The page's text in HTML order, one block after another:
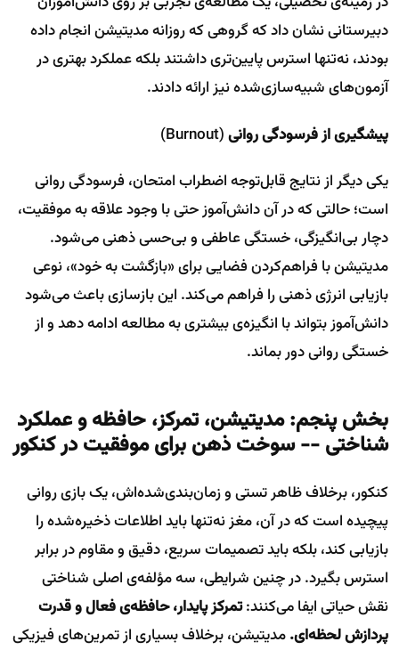
دبیرستانی نشان داد که گروهی که روزانه مدیتیشن انجام داده
بودند، نه‌تنها استرس پایین‌تری داشتند بلکه عملکرد بهتری در
آزمون‌های شبیه‌سازی‌شده نیز ارائه دادند.
پیشگیری از فرسودگی روانی(Burnout)
یکی دیگر از نتایج قابل‌توجه اضطراب امتحان، فرسودگی روانی
است؛ حالتی که در آن دانش‌آموز حتی با وجود علاقه به موفقیت،
دچار بی‌انگیزگی، خستگی عاطفی و بی‌حسی ذهنی می‌شود.
مدیتیشن با فراهم‌کردن فضایی برای «بازگشت به خود»، نوعی
بازیابی انرژی ذهنی را فراهم می‌کند. این بازسازی باعث می‌شود
دانش‌آموز بتواند با انگیزه‌ی بیشتری به مطالعه ادامه دهد و از
خستگی روانی دور بماند.
بخش پنجم: مدیتیشن، تمرکز، حافظه و عملکرد
شناختی -- سوخت ذهن برای موفقیت در کنکور
کنکور، برخلاف ظاهر تستی و زمان‌بندی‌شده‌اش، یک بازی روانی
پیچیده است که در آن، مغز نه‌تنها باید اطلاعات ذخیره‌شده را
بازیابی کند، بلکه باید تصمیمات سریع، دقیق و مقاوم در برابر
استرس بگیرد. در چنین شرایطی، سه مؤلفه‌ی اصلی شناختی
نقش حیاتی ایفا می‌کنند:تمرکز پایدار، حافظه‌ی فعال و قدرت
پردازش لحظه‌ای.مدیتیشن، برخلاف بسیاری از تمرین‌های فیزیکی